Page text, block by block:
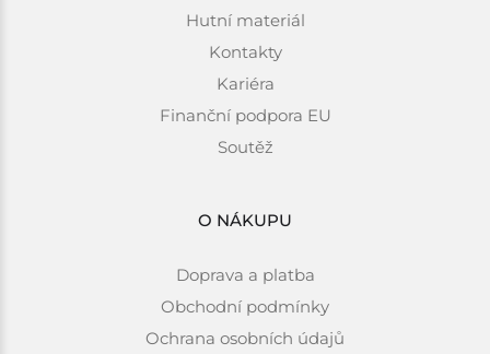
Hutní materiál
Kontakty
Kariéra
Finanční podpora EU
Soutěž
O NÁKUPU
Doprava a platba
Obchodní podmínky
Ochrana osobních údajů